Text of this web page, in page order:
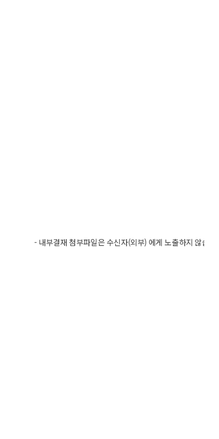
- 내부결재 첨부파일은 수신자(외부) 에게 노출하지 않습니